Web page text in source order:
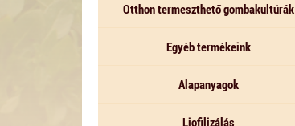
Otthon termeszthető gombakultúrák
Egyéb termékeink
Alapanyagok
Liofilizálás